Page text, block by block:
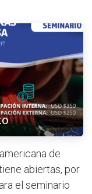
de
abiertas, por
el seminario